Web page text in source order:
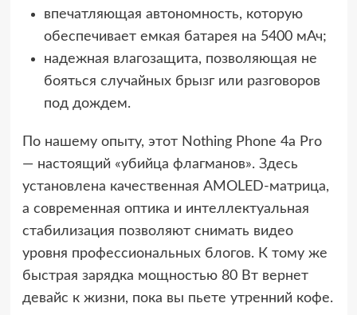
впечатляющая автономность, которую
обеспечивает емкая батарея на 5400 мАч;
надежная влагозащита, позволяющая не
бояться случайных брызг или разговоров
под дождем.
По нашему опыту, этот Nothing Phone 4a Pro
— настоящий «убийца флагманов». Здесь
установлена качественная AMOLED-матрица,
а современная оптика и интеллектуальная
стабилизация позволяют снимать видео
уровня профессиональных блогов. К тому же
быстрая зарядка мощностью 80 Вт вернет
девайс к жизни, пока вы пьете утренний кофе.